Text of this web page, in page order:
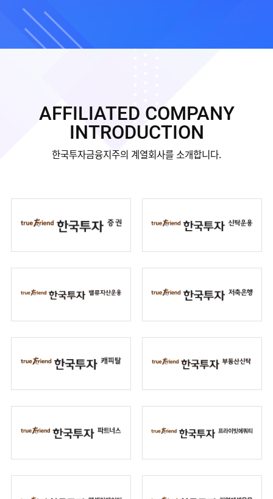
AFFILIATED COMPANY
INTRODUCTION
한국투자금융지주의 계열회사를 소개합니다.